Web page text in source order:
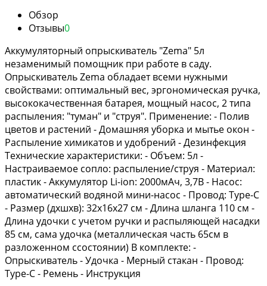
Обзор
Отзывы0
Аккумуляторный опрыскиватель "Zema" 5л
незаменимый помощник при работе в саду.
Опрыскиватель Zema обладает всеми нужными
свойствами: оптимальный вес, эргономическая ручка,
высококачественная батарея, мощный насос, 2 типа
распыления: "туман" и "струя". Применение: - Полив
цветов и растений - Домашняя уборка и мытье окон -
Распыление химикатов и удобрений - Дезинфекция
Технические характеристики: - Объем: 5л -
Настраиваемое сопло: распыление/струя - Материал:
пластик - Аккумулятор Li-ion: 2000мАч, 3,7В - Насос:
автоматический водяной мини-насос - Провод: Type-C
- Размер (дхшхв): 32х16х27 см - Длина шланга 110 см -
Длина удочки с учетом ручки и распыляющей насадки
85 см, сама удочка (металлическая часть 65см в
разложенном ссостоянии) В комплекте: -
Опрыскиватель - Удочка - Мерный стакан - Провод:
Type-C - Ремень - Инструкция